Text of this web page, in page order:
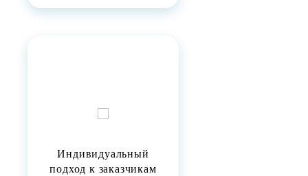
Индивидуальный
подход к заказчикам